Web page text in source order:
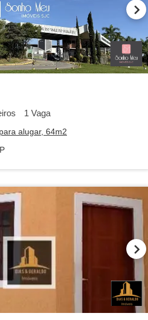
1 Vaga
alugar, 64m2